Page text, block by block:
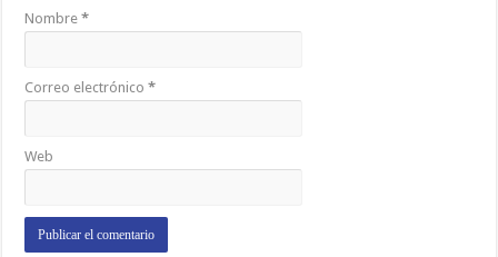
Nombre*
Correo electrónico*
Web